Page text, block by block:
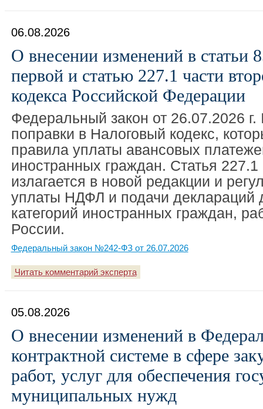
06.08.2026
О внесении изменений в статьи
первой и статью 227.1 части
кодекса Российской Федерации
Федеральный закон от 26.07.2026
поправки в Налоговый кодекс,
правила уплаты авансовых
иностранных граждан. Статья
излагается в новой редакции и
уплаты НДФЛ и подачи деклараций
категорий иностранных граждан,
России.
Федеральный закон №242-ФЗ от 26.07.2026
Читать комментарий эксперта
05.08.2026
О внесении изменений в
контрактной системе в сфере
работ, услуг для обеспечения
муниципальных нужд